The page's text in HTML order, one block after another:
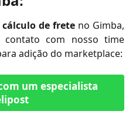
cálculo de frete no Gimba,
com nosso time
adição do marketplace:
um especialista